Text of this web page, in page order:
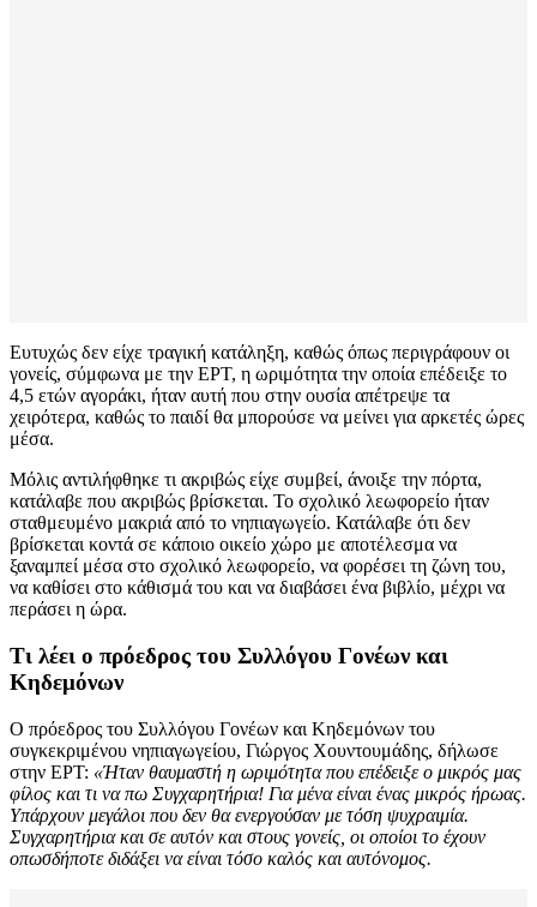
Ευτυχώς δεν είχε τραγική κατάληξη, καθώς όπως περιγράφουν οι
γονείς, σύμφωνα με την ΕΡΤ, η ωριμότητα την οποία επέδειξε το
4,5 ετών αγοράκι, ήταν αυτή που στην ουσία απέτρεψε τα
χειρότερα, καθώς το παιδί θα μπορούσε να μείνει για αρκετές ώρες
μέσα.
Μόλις αντιλήφθηκε τι ακριβώς είχε συμβεί, άνοιξε την πόρτα,
κατάλαβε που ακριβώς βρίσκεται. Το σχολικό λεωφορείο ήταν
σταθμευμένο μακριά από το νηπιαγωγείο. Κατάλαβε ότι δεν
βρίσκεται κοντά σε κάποιο οικείο χώρο με αποτέλεσμα να
ξαναμπεί μέσα στο σχολικό λεωφορείο, να φορέσει τη ζώνη του,
να καθίσει στο κάθισμά του και να διαβάσει ένα βιβλίο, μέχρι να
περάσει η ώρα.
Τι λέει ο πρόεδρος του Συλλόγου Γονέων και
Κηδεμόνων
Ο πρόεδρος του Συλλόγου Γονέων και Κηδεμόνων του
συγκεκριμένου νηπιαγωγείου, Γιώργος Χουντουμάδης, δήλωσε
στην ΕΡΤ: «Ήταν θαυμαστή η ωριμότητα που επέδειξε ο μικρός μας
φίλος και τι να πω Συγχαρητήρια! Για μένα είναι ένας μικρός ήρωας.
Υπάρχουν μεγάλοι που δεν θα ενεργούσαν με τόση ψυχραιμία.
Συγχαρητήρια και σε αυτόν και στους γονείς, οι οποίοι το έχουν
οπωσδήποτε διδάξει να είναι τόσο καλός και αυτόνομος.